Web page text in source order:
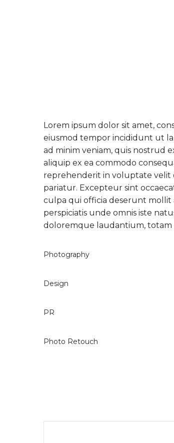
Lorem ipsum dolor sit amet,
eiusmod tempor incididunt ut
ad minim veniam, quis nostrud
aliquip ex ea commodo
reprehenderit in voluptate velit
pariatur. Excepteur sint
culpa qui officia deserunt mollit
perspiciatis unde omnis iste
doloremque laudantium, totam
Photography
Design
PR
Photo Retouch